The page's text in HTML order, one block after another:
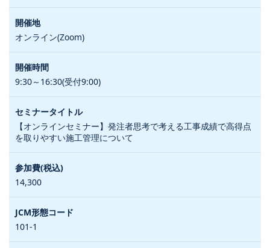
オンライン(Zoom)
9:30～16:30(受付9:00)
【オンラインセミナー】発注者思考で考える工事成績で高得点
を取りやすい施工管理について
14,300
101-1